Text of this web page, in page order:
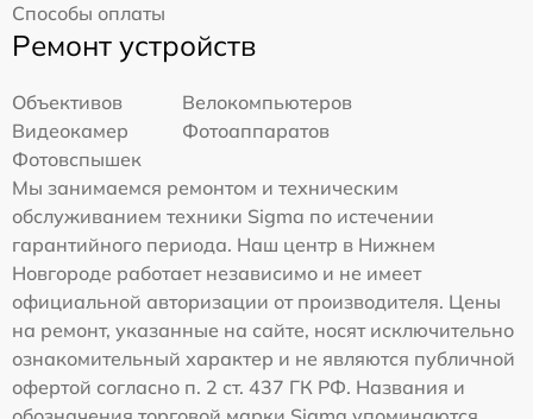
Способы оплаты
Ремонт устройств
Объективов
Велокомпьютеров
Видеокамер
Фотоаппаратов
Фотовспышек
Мы занимаемся ремонтом и техническим
обслуживанием техники Sigma по истечении
гарантийного периода. Наш центр в Нижнем
Новгороде работает независимо и не имеет
официальной авторизации от производителя. Цены
на ремонт, указанные на сайте, носят исключительно
ознакомительный характер и не являются публичной
офертой согласно п. 2 ст. 437 ГК РФ. Названия и